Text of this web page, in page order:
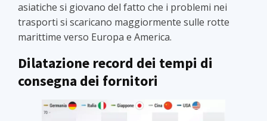
asiatiche si giovano del fatto che i problemi nei
trasporti si scaricano maggiormente sulle rotte
marittime verso Europa e America.
Dilatazione record dei tempi di
consegna dei fornitori